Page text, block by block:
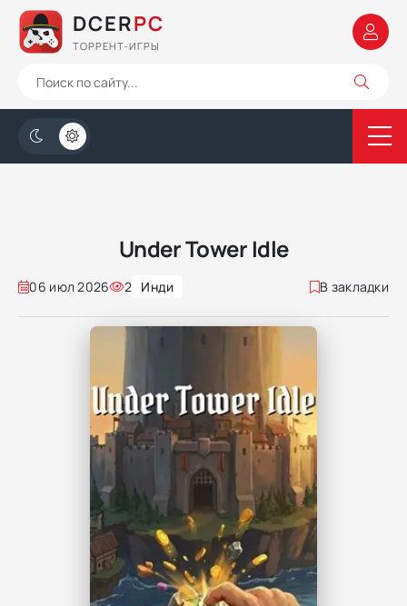
DCERPC
ТОРРЕНТ-ИГРЫ
Under Tower Idle
06 июл 2026 2 Инди В закладки